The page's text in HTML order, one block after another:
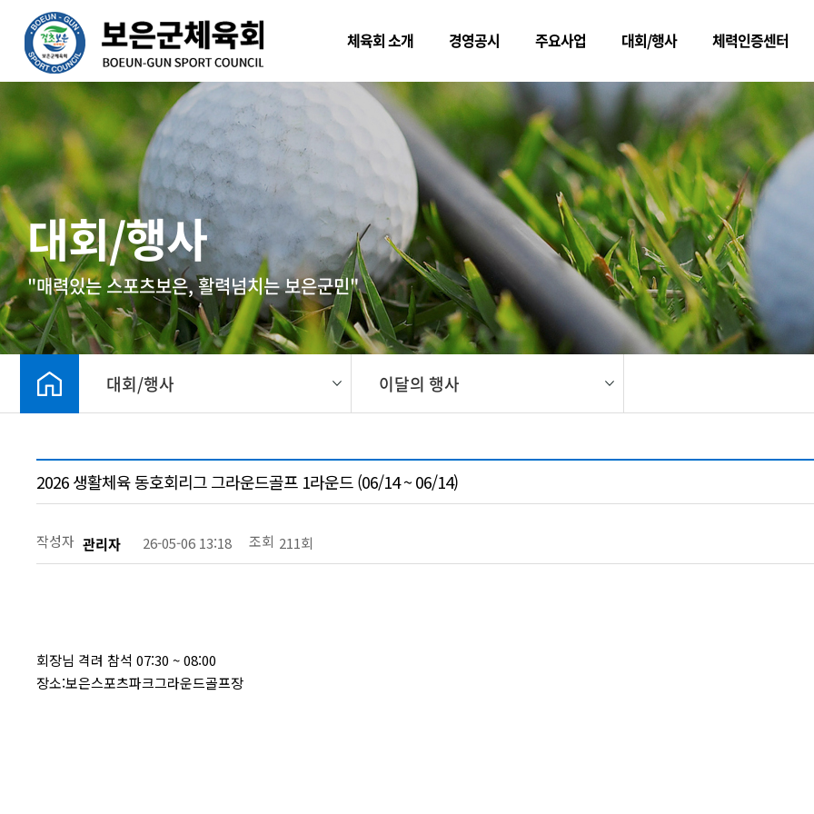
본문 바로가기
체육회 소개 경영공시 주요사업 대회/행사 체력인증센터
메뉴
대회/행사
"매력있는 스포츠보은, 활력넘치는 보은군민"
대회/행사 이달의 행사
2026 생활체육 동호회리그 그라운드골프 1라운드 (06/14 ~ 06/14)
작성자 관리자 26-05-06 13:18 조회 211회
회장님 격려 참석 07:30 ~ 08:00
장소:보은스포츠파크그라운드골프장